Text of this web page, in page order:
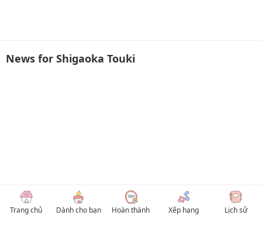
Trang chủ Dành cho bạn Hoàn thành Xếp hạng Lịch sử
News for Shigaoka Touki